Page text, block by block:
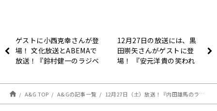
ゲストに小西克幸さんが登
場！ 文化放送とABEMAで
放送！『鈴村健一のラジベ
12月27日の放送には、黒
田崇矢さんがゲストに登
場！ 『安元洋貴の笑われ
A&G TOP A&Gの記事一覧 12月27日（土）放送！『内田雄馬のラジオでいただきまーす』13杯目（最終回）！